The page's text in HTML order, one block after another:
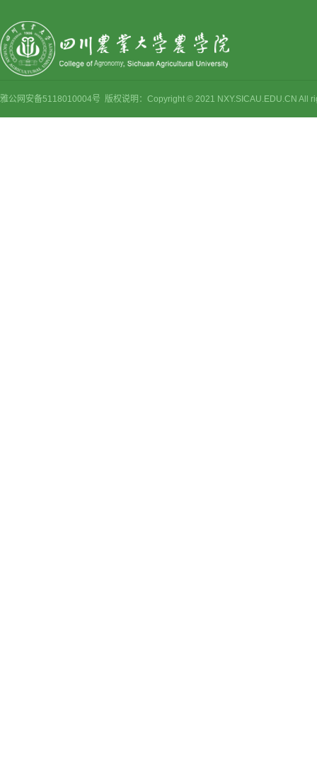
雅公网安备5118010004号 版权说明：Copyright © 2021 NXY.SICAU.EDU.CN All